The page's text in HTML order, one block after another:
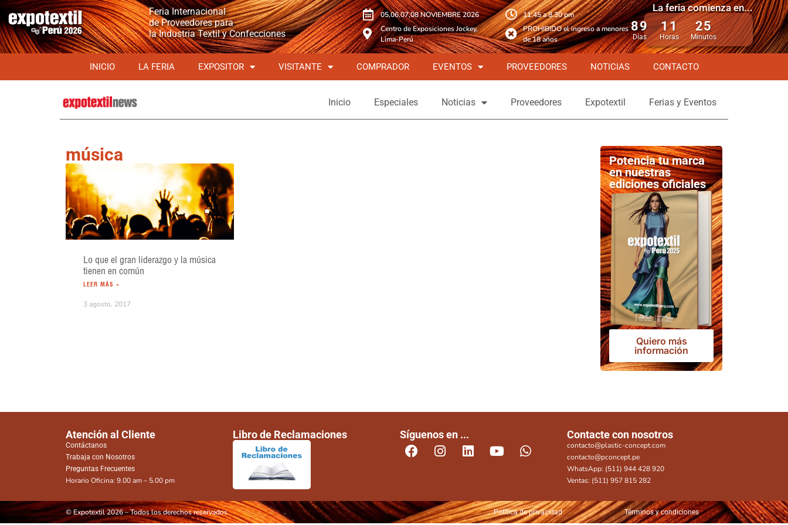
Feria Internacional
de Proveedores para
la Industria Textil y Confecciones
05,06,07,08 NOVIEMBRE 2026
Centro de Exposiciones Jockey,
Lima-Perú
11.45 a 8.30 pm
PROHIBIDO el ingreso a menores
de 18 años
La feria comienza en...
89
Días
11
Horas
25
Minutos
INICIO LA FERIA EXPOSITOR VISITANTE COMPRADOR EVENTOS PROVEEDORES NOTICIAS CONTACTO
Inicio Especiales Noticias Proveedores Expotextil Ferias y Eventos
música
Lo que el gran liderazgo y la música
tienen en común
LEER MÁS »
3 agosto, 2017
Potencia tu marca
en nuestras
ediciones oficiales
Quiero más
información
Atención al Cliente
Contáctanos
Trabaja con Nosotros
Preguntas Frecuentes
Horario Oficina: 9.00 am – 5.00 pm
Libro de Reclamaciones Síguenos en ... Contacte con nosotros
contacto@plastic-concept.com
contacto@pconcept.pe
WhatsApp: (511) 944 428 920
Ventas: (511) 957 815 282
© Expotextil 2026 – Todos los derechos reservados Política de privacidad Términos y condiciones